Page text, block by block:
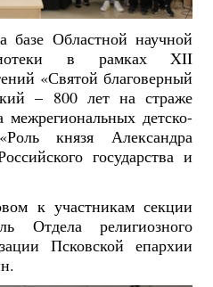
базе Областной научной
в рамках XII
«Святой благоверный
– 800 лет на страже
детско-
князя Александра
государства и
к участникам секции
Отдела религиозного
Псковской епархии